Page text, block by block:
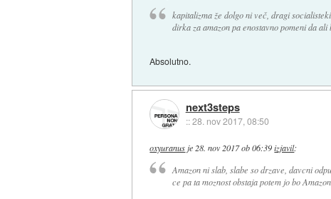
kapitalizma že dolgo ni več, dragi
dirka za amazon pa enostavno pomeni da
Absolutno.
next3steps
::28. nov 2017, 08:50
oxyuranusje28. nov 2017 ob 06:39 izjavil:
Amazon ni slab, slabe so drzave, davcni
ce pa ta moznost obstaja potem jo bo